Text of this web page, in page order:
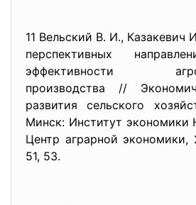
11 Вельский В. И., Казакевич
перспективных
эффективности
производства //
развития сельского
Минск: Институт экономики
Центр аграрной
51, 53.